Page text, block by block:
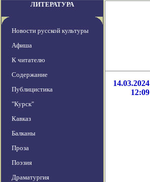
ЛИТЕРАТУРА
Новости русской культуры
Афиша
К читателю
Содержание
Публицистика
"Курск"
Кавказ
Балканы
Проза
Поэзия
Драматургия
14.03.2024
12:09